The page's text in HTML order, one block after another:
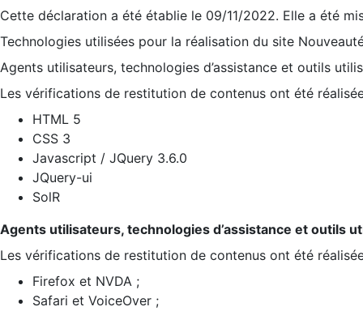
Cette déclaration a été établie le 09/11/2022. Elle a été
Technologies utilisées pour la réalisation du site
Agents utilisateurs, technologies d’assistance et outils
Les vérifications de restitution de contenus ont été
HTML 5
CSS 3
Javascript / JQuery 3.6.0
JQuery-ui
SolR
Agents utilisateurs, technologies d’assistance et outils
Les vérifications de restitution de contenus ont été
Firefox et NVDA ;
Safari et VoiceOver ;